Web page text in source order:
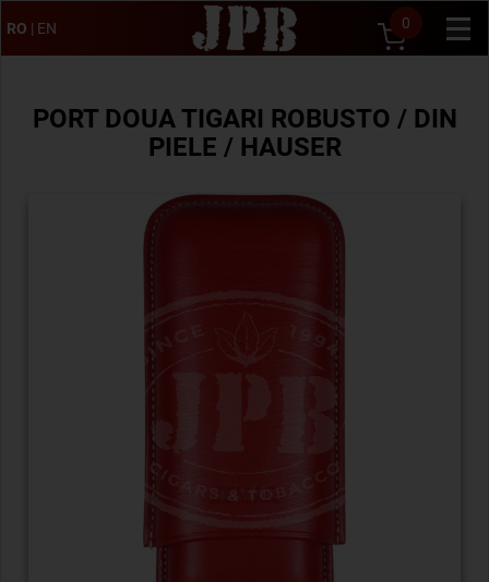
RO | EN 0
PORT DOUA TIGARI ROBUSTO / DIN
PIELE / HAUSER